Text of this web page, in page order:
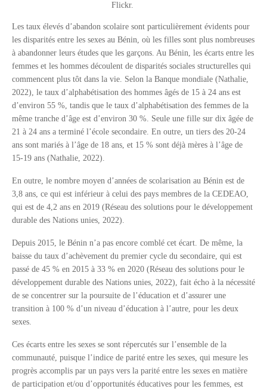
Flickr.
Les taux élevés d’abandon scolaire sont particulièrement évidents pour
les disparités entre les sexes au Bénin, où les filles sont plus nombreuses
à abandonner leurs études que les garçons. Au Bénin, les écarts entre les
femmes et les hommes découlent de disparités sociales structurelles qui
commencent plus tôt dans la vie. Selon la Banque mondiale (Nathalie,
2022), le taux d’alphabétisation des hommes âgés de 15 à 24 ans est
d’environ 55 %, tandis que le taux d’alphabétisation des femmes de la
même tranche d’âge est d’environ 30 %. Seule une fille sur dix âgée de
21 à 24 ans a terminé l’école secondaire. En outre, un tiers des 20-24
ans sont mariés à l’âge de 18 ans, et 15 % sont déjà mères à l’âge de
15-19 ans (Nathalie, 2022).
En outre, le nombre moyen d’années de scolarisation au Bénin est de
3,8 ans, ce qui est inférieur à celui des pays membres de la CEDEAO,
qui est de 4,2 ans en 2019 (Réseau des solutions pour le développement
durable des Nations unies, 2022).
Depuis 2015, le Bénin n’a pas encore comblé cet écart. De même, la
baisse du taux d’achèvement du premier cycle du secondaire, qui est
passé de 45 % en 2015 à 33 % en 2020 (Réseau des solutions pour le
développement durable des Nations unies, 2022), fait écho à la nécessité
de se concentrer sur la poursuite de l’éducation et d’assurer une
transition à 100 % d’un niveau d’éducation à l’autre, pour les deux
sexes.
Ces écarts entre les sexes se sont répercutés sur l’ensemble de la
communauté, puisque l’indice de parité entre les sexes, qui mesure les
progrès accomplis par un pays vers la parité entre les sexes en matière
de participation et/ou d’opportunités éducatives pour les femmes, est